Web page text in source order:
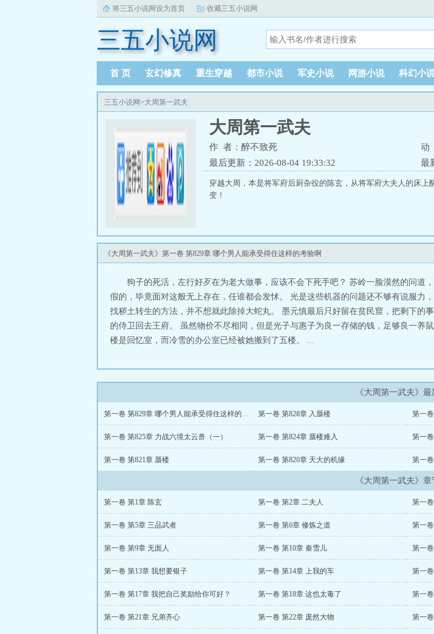
将三五小说网设为首页 收藏三五小说网
三五小说网
首 页 玄幻修真 重生穿越 都市小说 军史小说 网游小说 科幻小
三五小说网>大周第一武夫
大周第一武夫
作 者：醉不致死 动
最后更新：2026-08-04 19:33:32
最
的
穿越大周，本是将军府后厨杂役的陈玄，从将军府大夫人的床
变！
《大周第一武夫》第一卷 第829章 哪个男人能承受得住这样的考验啊
狗子的死活，左行好歹在为老大做事，应该不会下死手吧？ 苏岭一脸漠然的问道
假的，毕竟面对这般无上存在，任谁都会发怵。 光是这些机器的问题还不够有说服力
找秽土转生的方法，并不想就此除掉大蛇丸。 墨元慎最后只好留在贫民窟，把剩下的
的侍卫回去王府。 虽然物价不尽相同，但是光子与惠子为良一存储的钱，足够良一养
楼是回忆室，而冷雪的办公室已经被她搬到了五楼。 ...
《大周第一武夫》
第一卷 第829章 哪个男人能承受得住这样的考验啊 第一卷 第828章 入蜃楼 第一
第一卷 第825章 力战六境太云兽（一） 第一卷 第824章 蜃楼难入 第一
第一卷 第821章 蜃楼 第一卷 第820章 天大的机缘 第一
《大周第一武夫》
第一卷 第1章 陈玄 第一卷 第2章 二夫人
第一卷 第5章 三品武者 第一卷 第6章 修炼之道 第一
第一卷 第9章 无面人 第一卷 第10章 秦雪儿 第一
第一卷 第13章 我想要银子 第一卷 第14章 上我的车 第一
第一卷 第17章 我把自己奖励给你可好？ 第一卷 第18章 这也太毒了 第一
第一卷 第21章 兄弟齐心 第一卷 第22章 庞然大物 第一